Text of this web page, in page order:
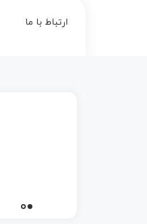
ارتباط با ما